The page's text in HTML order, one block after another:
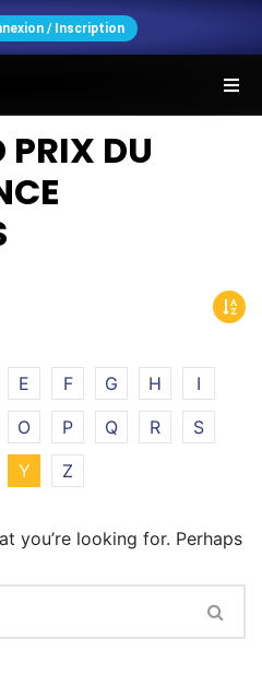
/ Inscription
PRIX DU
E F G H
I
O P Q R
S
Y Z
you’re looking for. Perhaps